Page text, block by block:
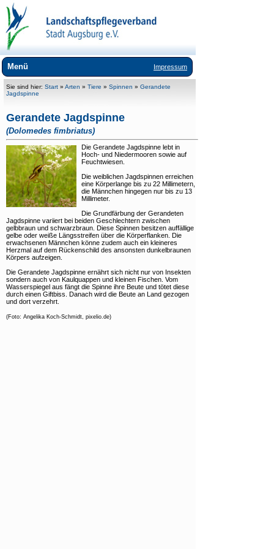
Impressum
Menü
Wir über uns
Umweltbildung
Lebensräume
Arten
+
Tiere
+
Pflanzen
Exoten
Downloads
Links
Sie sind hier: Start » Arten » Tiere » Spinnen » Gerandete
Jagdspinne
Gerandete Jagdspinne
(Dolomedes fimbriatus)
Die Gerandete Jagdspinne lebt in
Hoch- und Niedermooren sowie auf
Feuchtwiesen.
Die weiblichen Jagdspinnen erreichen
eine Körperlange bis zu 22 Millimetern,
die Männchen hingegen nur bis zu 13
Millimeter.
Die Grundfärbung der Gerandeten
Jagdspinne variiert bei beiden Geschlechtern zwischen
gelbbraun und schwarzbraun. Diese Spinnen besitzen auffällige
gelbe oder weiße Längsstreifen über die Körperflanken. Die
erwachsenen Männchen könne zudem auch ein kleineres
Herzmal auf dem Rückenschild des ansonsten dunkelbraunen
Körpers aufzeigen.
Die Gerandete Jagdspinne ernährt sich nicht nur von Insekten
sondern auch von Kaulquappen und kleinen Fischen. Vom
Wasserspiegel aus fängt die Spinne ihre Beute und tötet diese
durch einen Giftbiss. Danach wird die Beute an Land gezogen
und dort verzehrt.
(Foto: Angelika Koch-Schmidt, pixelio.de)